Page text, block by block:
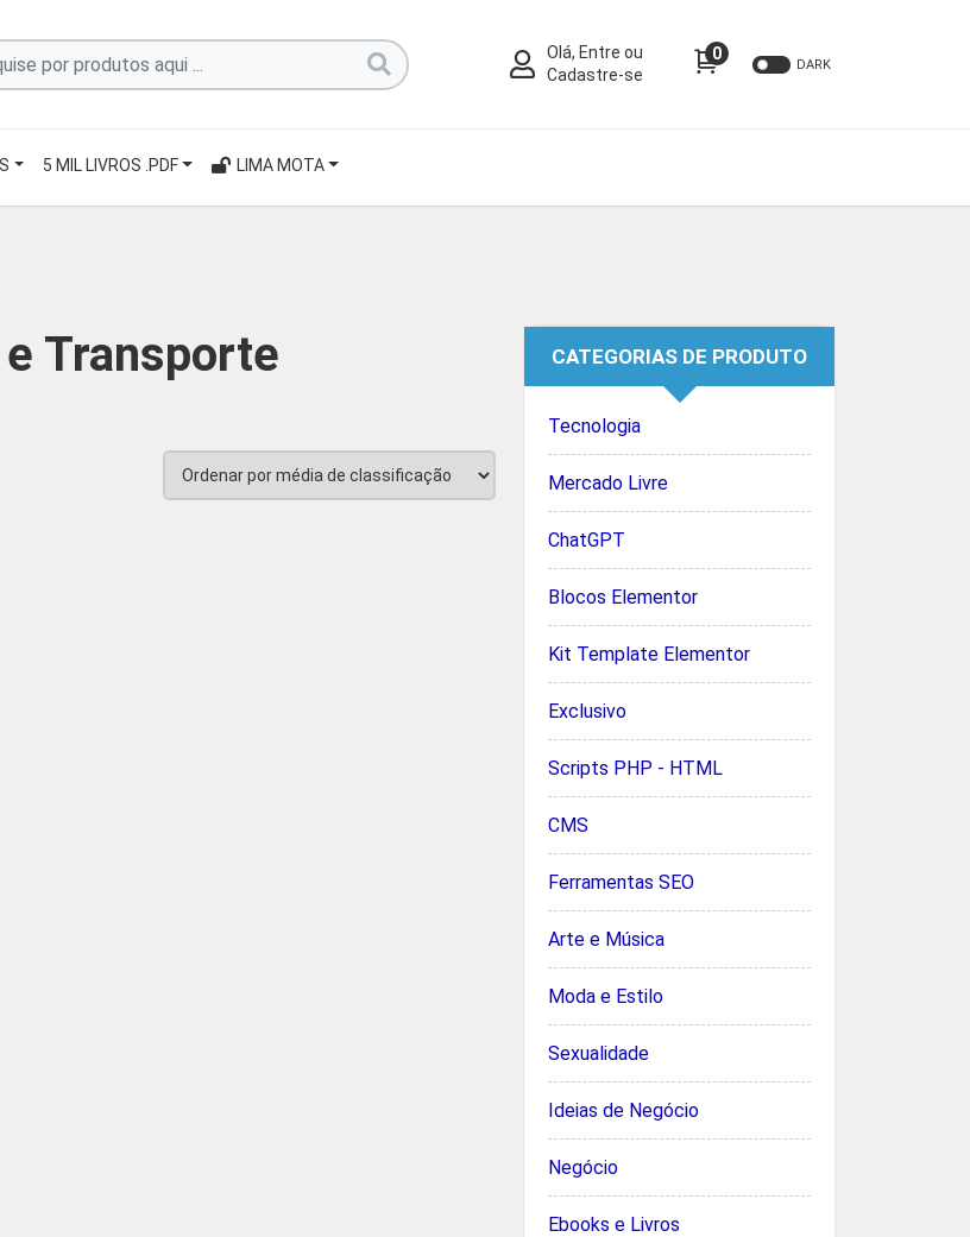
Olá, Entre ou
Cadastre-se
0
DARK
5 MIL LIVROS .PDF LIMA MOTA
Transporte
CATEGORIAS DE PRODUTO
Tecnologia
Mercado Livre
ChatGPT
Blocos Elementor
Kit Template Elementor
Exclusivo
Scripts PHP - HTML
CMS
Ferramentas SEO
Arte e Música
Moda e Estilo
Sexualidade
Ideias de Negócio
Negócio
Ebooks e Livros